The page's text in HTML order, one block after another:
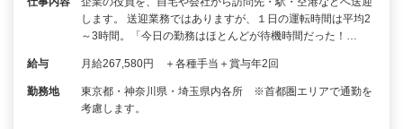
します。 送迎業務ではありますが、１日の運転時間は平均2
～3時間。「今日の勤務はほとんどが待機時間だった！…
給与 月給267,580円 ＋各種手当＋賞与年2回
勤務地
東京都・神奈川県・埼玉県内各所 ※首都圏エリアで通勤を
考慮します。